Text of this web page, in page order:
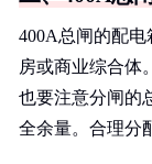
400A总闸的配
房或商业综合体
也要注意分闸的
全余量。合理分